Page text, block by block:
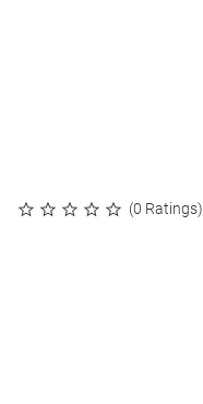
(0 Ratings)